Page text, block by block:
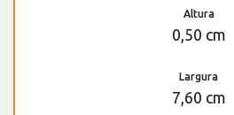
Altura
0,50 cm
Largura
7,60 cm